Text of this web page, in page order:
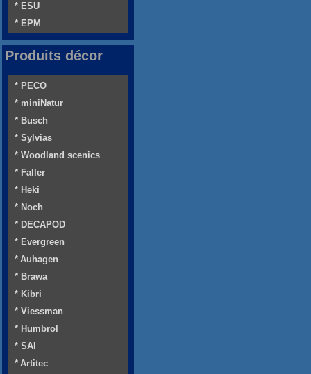
* ESU
* EPM
Produits décor
* PECO
* miniNatur
* Busch
* Sylvias
* Woodland scenics
* Faller
* Heki
* Noch
* DECAPOD
* Evergreen
* Auhagen
* Brawa
* Kibri
* Viessman
* Humbrol
* SAI
* Artitec